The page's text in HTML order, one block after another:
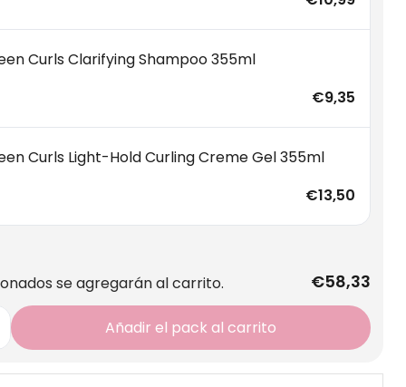
Curls Clarifying Shampoo 355ml
€9,35
Curls Light-Hold Curling Creme Gel 355ml
€13,50
se agregarán al carrito. €58,33
Añadir el pack al carrito